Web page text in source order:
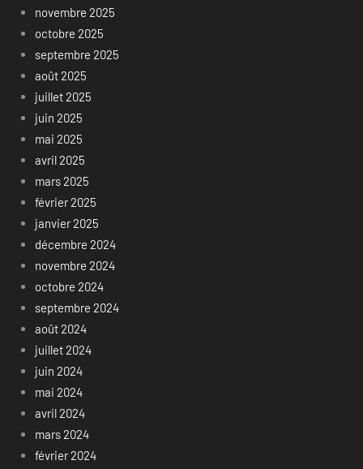
novembre 2025
octobre 2025
septembre 2025
août 2025
juillet 2025
juin 2025
mai 2025
avril 2025
mars 2025
février 2025
janvier 2025
décembre 2024
novembre 2024
octobre 2024
septembre 2024
août 2024
juillet 2024
juin 2024
mai 2024
avril 2024
mars 2024
février 2024